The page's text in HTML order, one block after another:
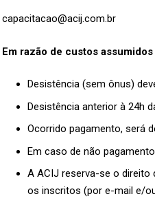
capacitacao@acij.com.br
Em razão de custos
Desistência (sem ônus)
Desistência anterior à 24h
Ocorrido pagamento, será
Em caso de não
A ACIJ reserva-se o direito
os inscritos (por e-mail e/